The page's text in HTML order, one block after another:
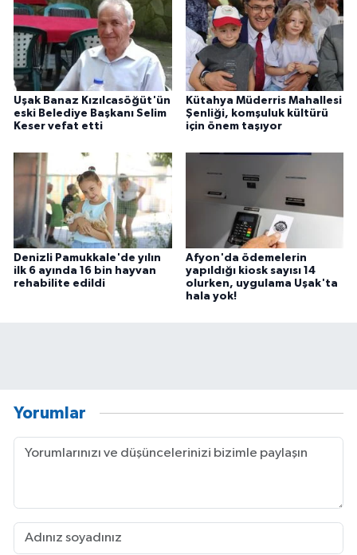
Uşak Banaz Kızılcasöğüt'ün
eski Belediye Başkanı Selim
Keser vefat etti
Kütahya Müderris Mahallesi
Şenliği, komşuluk kültürü
için önem taşıyor
Denizli Pamukkale'de yılın
ilk 6 ayında 16 bin hayvan
rehabilite edildi
Afyon'da ödemelerin
yapıldığı kiosk sayısı 14
olurken, uygulama Uşak'ta
hala yok!
Yorumlar